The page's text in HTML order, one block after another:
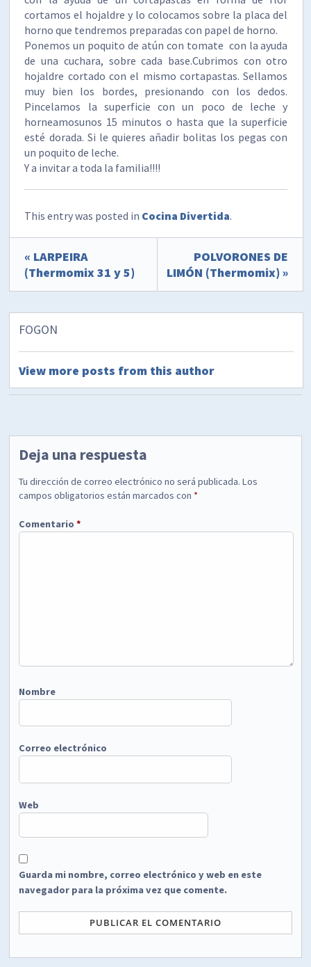
cortamos el hojaldre y lo colocamos sobre la placa del
horno que tendremos preparadas con papel de horno.
Ponemos un poquito de atún con tomate con la ayuda
de una cuchara, sobre cada base.Cubrimos con otro
hojaldre cortado con el mismo cortapastas. Sellamos
muy bien los bordes, presionando con los dedos.
Pincelamos la superficie con un poco de leche y
horneamosunos 15 minutos o hasta que la superficie
esté dorada. Si le quieres añadir bolitas los pegas con
un poquito de leche.
Y a invitar a toda la familia!!!!
This entry was posted in Cocina Divertida.
« LARPEIRA
(Thermomix 31 y 5)
POLVORONES DE
LIMÓN (Thermomix) »
FOGON
View more posts from this author
Deja una respuesta
Tu dirección de correo electrónico no será publicada. Los
campos obligatorios están marcados con *
Comentario*
Nombre
Correo electrónico
Web
Guarda mi nombre, correo electrónico y web en este
navegador para la próxima vez que comente.